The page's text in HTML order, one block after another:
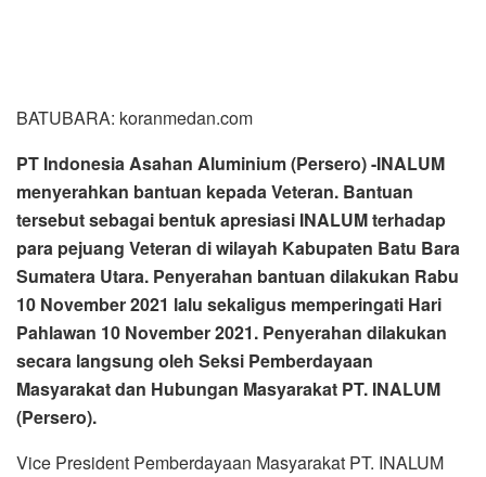
BATUBARA: koranmedan.com
PT Indonesia Asahan Aluminium (Persero) -INALUM
menyerahkan bantuan kepada Veteran. Bantuan
tersebut sebagai bentuk apresiasi INALUM terhadap
para pejuang Veteran di wilayah Kabupaten Batu Bara
Sumatera Utara. Penyerahan bantuan dilakukan Rabu
10 November 2021 lalu sekaligus memperingati Hari
Pahlawan 10 November 2021. Penyerahan dilakukan
secara langsung oleh Seksi Pemberdayaan
Masyarakat dan Hubungan Masyarakat PT. INALUM
(Persero).
Vice President Pemberdayaan Masyarakat PT. INALUM